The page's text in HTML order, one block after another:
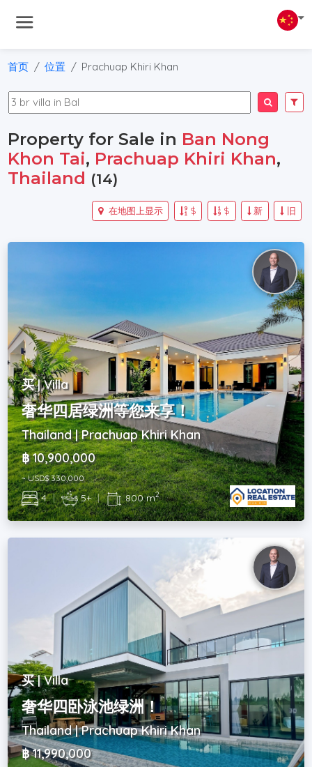
首页 位置 Prachuap Khiri Khan
Property for Sale in Ban Nong
Khon Tai, Prachuap Khiri Khan,
Thailand (14)
旧
新
$
$
在地图上显示
买 | Villa
奢华四居绿洲等您来享！
Thailand | Prachuap Khiri Khan
฿ 10,900,000
~ USD$ 330,000
4 | 5+ | 800 m2
买 | Villa
奢华四卧泳池绿洲！
Thailand | Prachuap Khiri Khan
฿ 11,990,000